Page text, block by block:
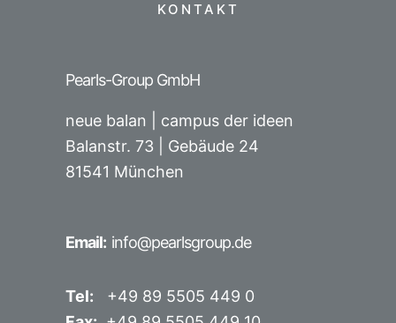
KONTAKT
Pearls-Group GmbH
neue balan | campus der ideen
Balanstr. 73 | Gebäude 24
81541 München
Email: info@pearlsgroup.de
Tel: +49 89 5505 449 0